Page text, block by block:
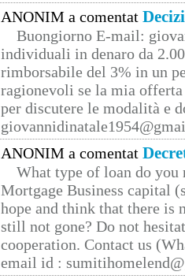
ANONIM a comentat
Buongiorno E-mail:
individuali in denaro da
rimborsabile del 3% in un
ragionevoli se la mia
per discutere le modalità e
ANONIM a comentat
What type of loan do you
Mortgage Business capital
hope and think that there is
still not gone? Do not
cooperation. Contact us
email id :